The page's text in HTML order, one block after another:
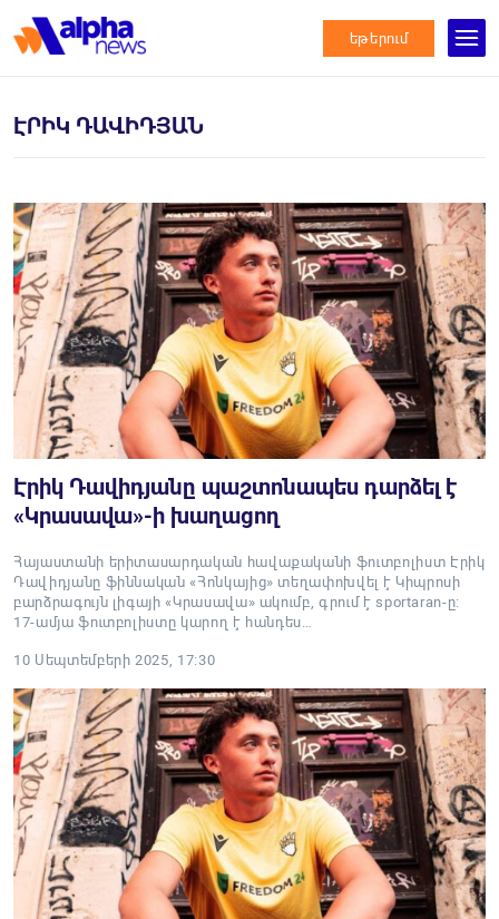
եթերում
ԷՐԻԿ ԴԱՎԻԴՅԱՆ
Էրիկ Դավիդյանը պաշտոնապես դարձել է
«Կրասավա»-ի խաղացող
Հայաստանի երիտասարդական հավաքականի ֆուտբոլիստ Էրիկ
Դավիդյանը ֆիննական «Հոնկայից» տեղափոխվել է Կիպրոսի
բարձրագույն լիգայի «Կրասավա» ակումբ, գրում է sportaran-ը։
17-ամյա ֆուտբոլիստը կարող է հանդես…
10 Սեպտեմբերի 2025, 17:30